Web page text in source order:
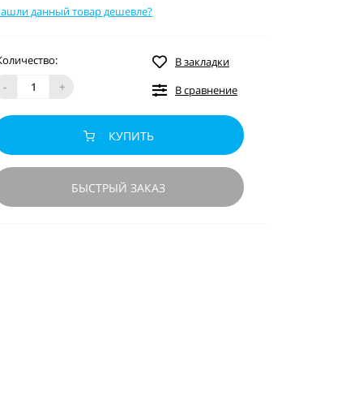
данный товар дешевле?
-
+
В закладки
В сравнение
КУПИТЬ
БЫСТРЫЙ ЗАКАЗ